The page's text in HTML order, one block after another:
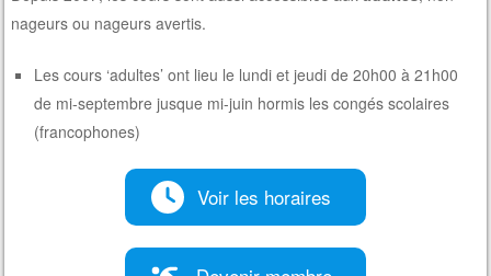
nageurs ou nageurs avertis.
Les cours ‘adultes’ ont lieu le lundi et jeudi de 20h00 à 21h00
de mi-septembre jusque mi-juin hormis les congés scolaires
(francophones)
Voir les horaires